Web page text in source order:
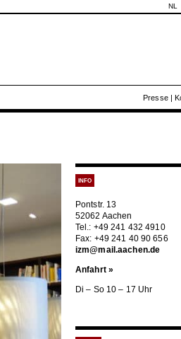
NL
Presse|
INFO
Pontstr. 13
52062 Aachen
Tel.: +49 241 432 4910
Fax: +49 241 40 90 656
izm@mail.aachen.de
Anfahrt »
Di – So 10 – 17 Uhr